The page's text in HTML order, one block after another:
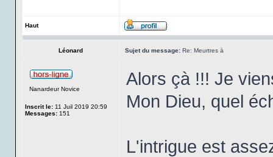
Haut
Léonard Sujet du message: Re: Meurtres à
Nanardeur Novice
Inscrit le: 11 Juil 2019 20:59
Messages: 151
Alors çà !!! Je
Mon Dieu, quel
L'intrigue est